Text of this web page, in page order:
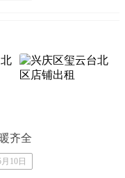
齐全
10日